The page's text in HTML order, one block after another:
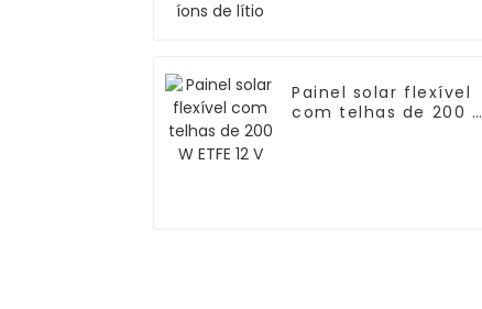
Painel solar flexível
com telhas de 200 W